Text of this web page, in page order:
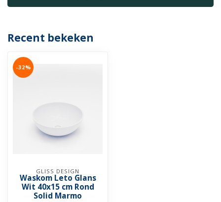
Recent bekeken
-32%
GLISS DESIGN
Waskom Leto Glans
Wit 40x15 cm Rond
Solid Marmo